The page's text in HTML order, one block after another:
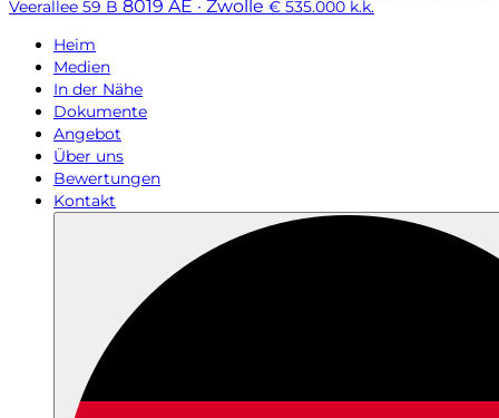
Veerallee 59 B 8019 AE · Zwolle € 535.000 k.k.
Heim
Medien
In der Nähe
Dokumente
Angebot
Über uns
Bewertungen
Kontakt